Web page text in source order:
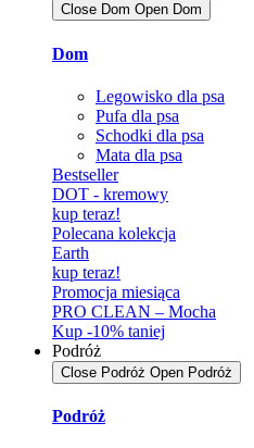
Close Dom Open Dom
Dom
Legowisko dla psa
Pufa dla psa
Schodki dla psa
Mata dla psa
Bestseller
DOT - kremowy
kup teraz!
Polecana kolekcja
Earth
kup teraz!
Promocja miesiąca
PRO CLEAN – Mocha
Kup -10% taniej
Podróż
Close Podróż Open Podróż
Podróż